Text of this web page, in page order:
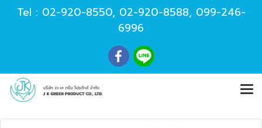
Tel : 02-920-8550, 02-920-8588, 099-246-
6996